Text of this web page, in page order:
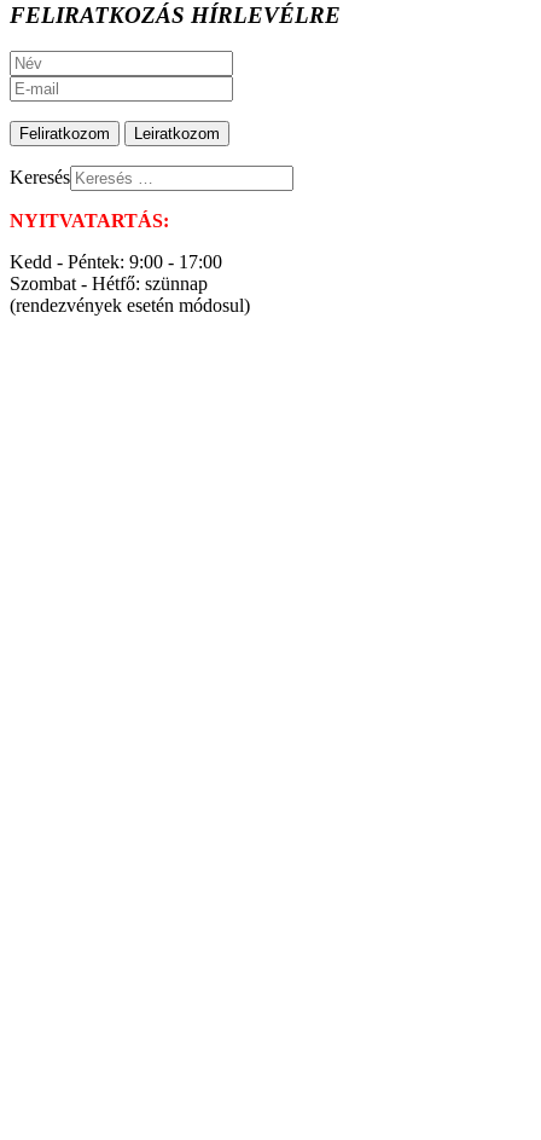
FELIRATKOZÁS HÍRLEVÉLRE
Keresés
NYITVATARTÁS:
Kedd - Péntek: 9:00 - 17:00
Szombat - Hétfő: szünnap
(rendezvények esetén módosul)